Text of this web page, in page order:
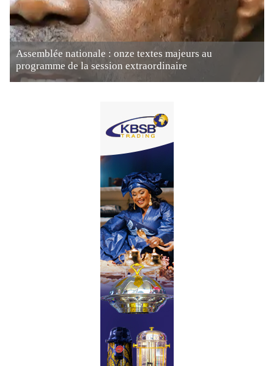
Assemblée nationale : onze textes majeurs au
programme de la session extraordinaire